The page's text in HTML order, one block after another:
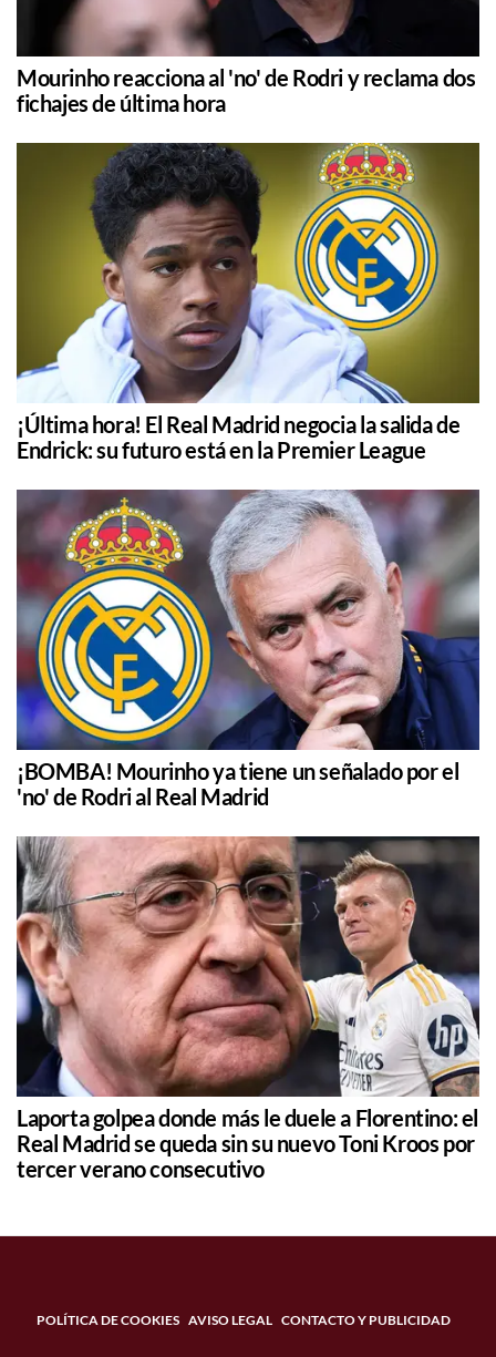
Mourinho reacciona al 'no' de Rodri y reclama dos
fichajes de última hora
¡Última hora! El Real Madrid negocia la salida de
Endrick: su futuro está en la Premier League
¡BOMBA! Mourinho ya tiene un señalado por el
'no' de Rodri al Real Madrid
Laporta golpea donde más le duele a Florentino: el
Real Madrid se queda sin su nuevo Toni Kroos por
tercer verano consecutivo
POLÍTICA DE COOKIES AVISO LEGAL CONTACTO Y PUBLICIDAD